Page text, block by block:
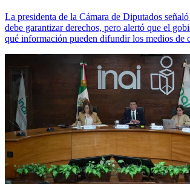
La presidenta de la Cámara de Diputados
debe garantizar derechos, pero alertó que el
qué información pueden difundir los medios de